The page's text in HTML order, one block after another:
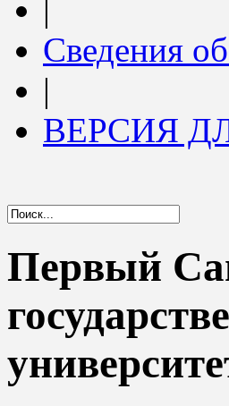
|
Сведения
|
ВЕРСИЯ
Первый